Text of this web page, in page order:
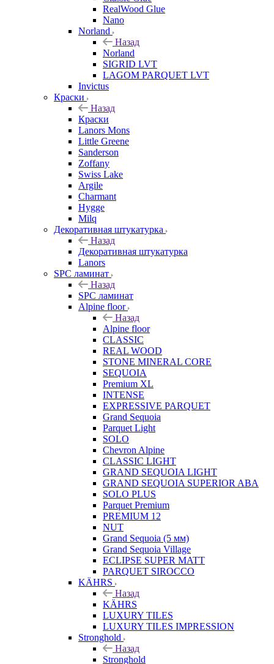
RealWood Glue
Nano
Norland
Назад
Norland
SIGRID LVT
LAGOM PARQUET LVT
Invictus
Краски
Назад
Краски
Lanors Mons
Little Greene
Sanderson
Zoffany
Swiss Lake
Argile
Charmant
Hygge
Milq
Декоративная штукатурка
Назад
Декоративная штукатурка
Lanors
SPC ламинат
Назад
SPC ламинат
Alpine floor
Назад
Alpine floor
CLASSIC
REAL WOOD
STONE MINERAL CORE
SEQUOIA
Premium XL
INTENSE
EXPRESSIVE PARQUET
Grand Sequoia
Parquet Light
SOLO
Chevron Alpine
CLASSIC LIGHT
GRAND SEQUOIA LIGHT
GRAND SEQUOIA SUPERIOR ABA
SOLO PLUS
Parquet Premium
PREMIUM 12
NUT
Grand Sequoia (5 мм)
Grand Sequoia Village
ECLIPSE SUPER MATT
PARQUET SIROCCO
KÄHRS
Назад
KÄHRS
LUXURY TILES
LUXURY TILES IMPRESSION
Stronghold
Назад
Stronghold